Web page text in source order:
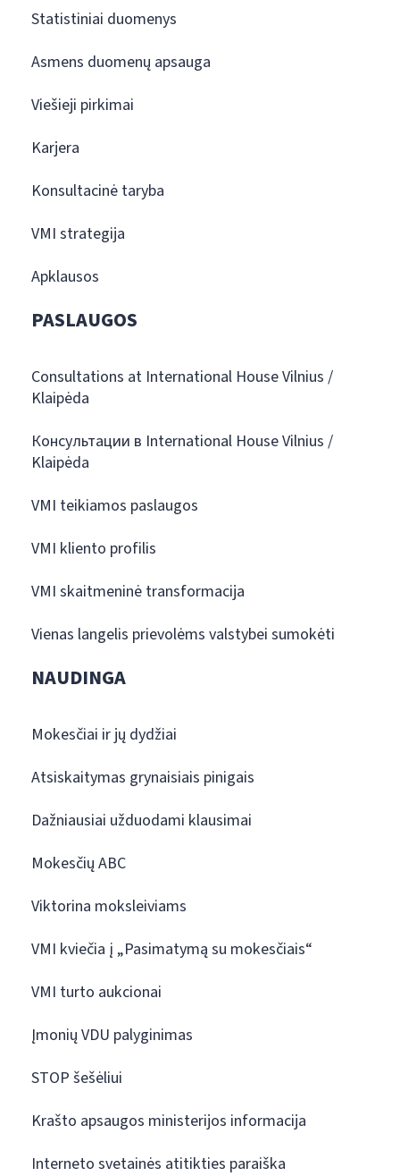
Statistiniai duomenys
Asmens duomenų apsauga
Viešieji pirkimai
Karjera
Konsultacinė taryba
VMI strategija
Apklausos
PASLAUGOS
Consultations at International House Vilnius /
Klaipėda
Консультации в International House Vilnius /
Klaipėda
VMI teikiamos paslaugos
VMI kliento profilis
VMI skaitmeninė transformacija
Vienas langelis prievolėms valstybei sumokėti
NAUDINGA
Mokesčiai ir jų dydžiai
Atsiskaitymas grynaisiais pinigais
Dažniausiai užduodami klausimai
Mokesčių ABC
Viktorina moksleiviams
VMI kviečia į „Pasimatymą su mokesčiais“
VMI turto aukcionai
Įmonių VDU palyginimas
STOP šešėliui
Krašto apsaugos ministerijos informacija
Interneto svetainės atitikties paraiška